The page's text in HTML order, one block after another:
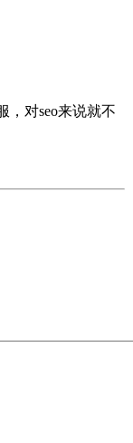
，对seo来说就不